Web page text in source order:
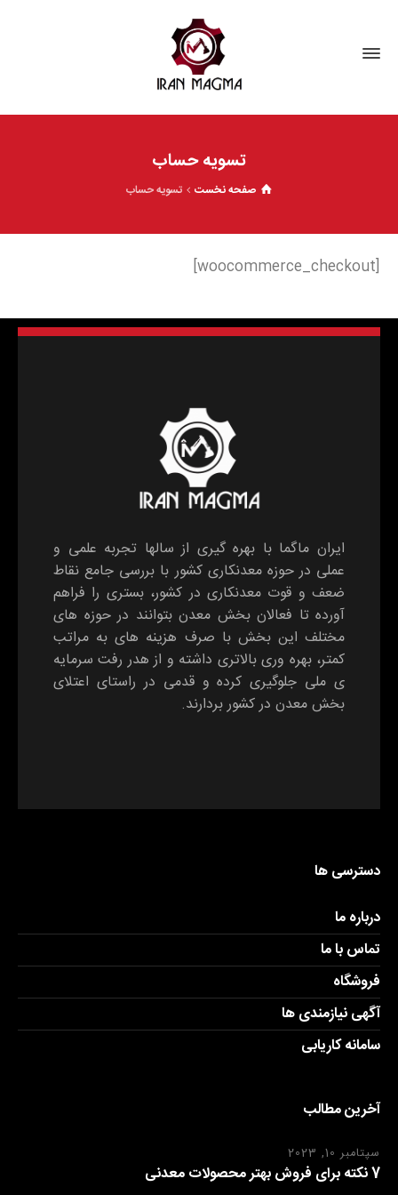
تسویه حساب
صفحه نخست تسویه حساب
[woocommerce_checkout]
ایران ماگما با بهره گیری از سالها تجربه علمی و
عملی در حوزه معدنکاری کشور با بررسی جامع نقاط
ضعف و قوت معدنکاری در کشور، بستری را فراهم
آورده تا فعالان بخش معدن بتوانند در حوزه های
مختلف این بخش با صرف هزینه های به مراتب
کمتر، بهره وری بالاتری داشته و از هدر رفت سرمایه
ی ملی جلوگیری کرده و قدمی در راستای اعتلای
بخش معدن در کشور بردارند.
دسترسی ها
درباره ما
تماس با ما
فروشگاه
آگهی نیازمندی ها
سامانه کاریابی
آخرین مطالب
سپتامبر 10, 2023
7 نکته برای فروش بهتر محصولات معدنی